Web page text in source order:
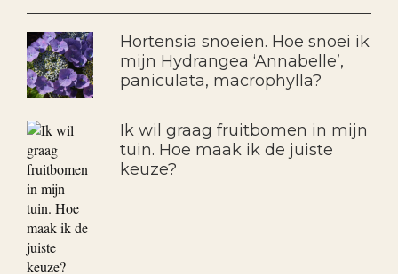
Hortensia snoeien. Hoe snoei ik
mijn Hydrangea ‘Annabelle’,
paniculata, macrophylla?
Ik wil graag fruitbomen in mijn
tuin. Hoe maak ik de juiste
keuze?